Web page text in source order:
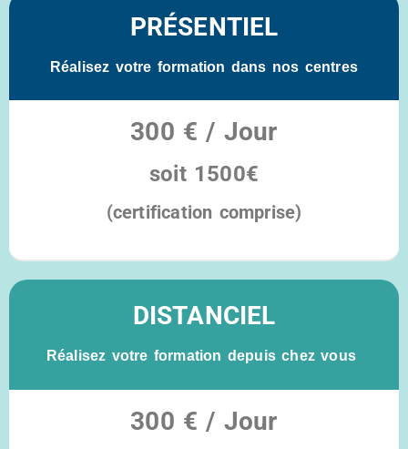
PRÉSENTIEL
Réalisez votre formation dans nos centres
300 € / Jour
soit 1500€
(certification comprise)
DISTANCIEL
Réalisez votre formation depuis chez vous
300 € / Jour